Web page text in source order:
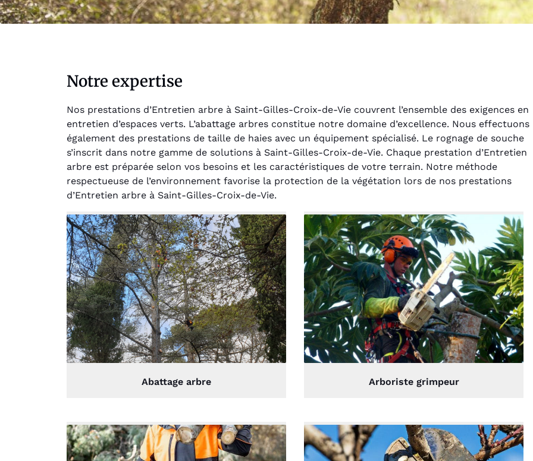
Notre expertise
Nos prestations d’Entretien arbre à Saint-Gilles-Croix-de-Vie couvrent l’ensemble des exigences en
entretien d’espaces verts. L’abattage arbres constitue notre domaine d’excellence. Nous effectuons
également des prestations de taille de haies avec un équipement spécialisé. Le rognage de souche
s’inscrit dans notre gamme de solutions à Saint-Gilles-Croix-de-Vie. Chaque prestation d’Entretien
arbre est préparée selon vos besoins et les caractéristiques de votre terrain. Notre méthode
respectueuse de l’environnement favorise la protection de la végétation lors de nos prestations
d’Entretien arbre à Saint-Gilles-Croix-de-Vie.
Abattage arbre Arboriste grimpeur
Aurélie Bonnet
21 juin 2024
Le service de terrassement
jardin à Var était
exceptionnel. L'équipe a
travaillé de manière efficace
et professionnelle, laissant
notre jardin impeccable et
prêt pour notre nouveau
projet d'aménagement
paysager.
14 décembre 2024
Excellente prestation pour
l'abattage délicat d'un sapin
entre deux maisons.
Technicité irréprochable et
sécurité assurée. Le
chantier a été laissé propre.
Je n'hésiterai pas à vous
recontacter.